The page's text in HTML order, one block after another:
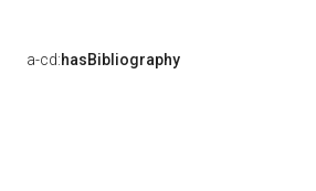
a-cd:hasBibliography